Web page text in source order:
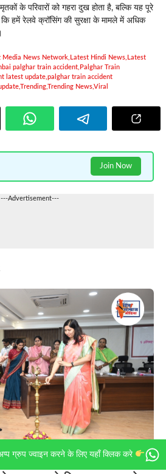
ग्रुप ज्वाइन करने के लिए यहाँ क्लिक करे
के परिवारों को गहरा दुख होता है, बल्कि यह पूरे
हमें रेलवे क्रॉसिंग की सुरक्षा के मामले में अधिक
Media News Network Latest Hindi News Latest
palghar train accident Palghar Train
latest update palghar train accident
TrendingTrending NewsViral
Join Now
---Advertisement---
स्थापना दिवस का भव्य